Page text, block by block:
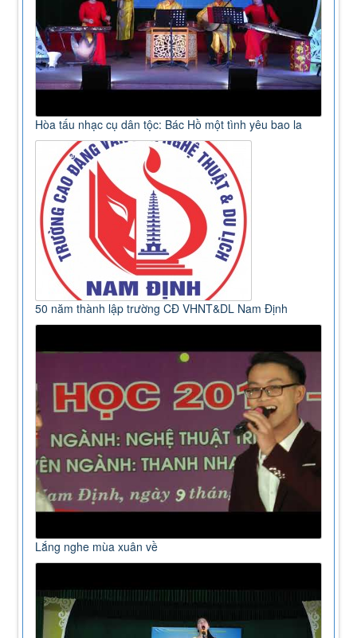
Hòa tấu nhạc cụ dân tộc: Bác Hồ một tình yêu bao la
50 năm thành lập trường CĐ VHNT&DL Nam Định
Lắng nghe mùa xuân về